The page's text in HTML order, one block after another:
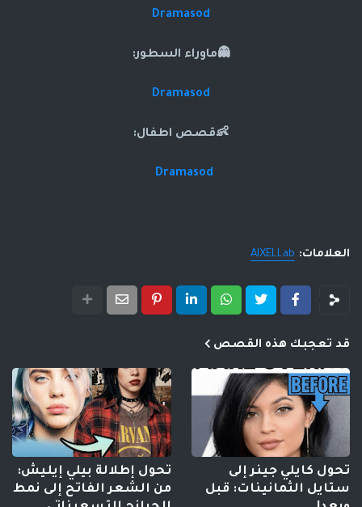
Dramasod
👻ماوراء السطور:
Dramasod
👶قصص اطفال:
Dramasod
العلامات: AIXELLab
قد تعجبك هذه القصص
تحول كايلي جينر إلى
ستايل الثمانينات: قبل
تحول إطلالة بيلي إيليش:
من الشعر الفاتح إلى نمط